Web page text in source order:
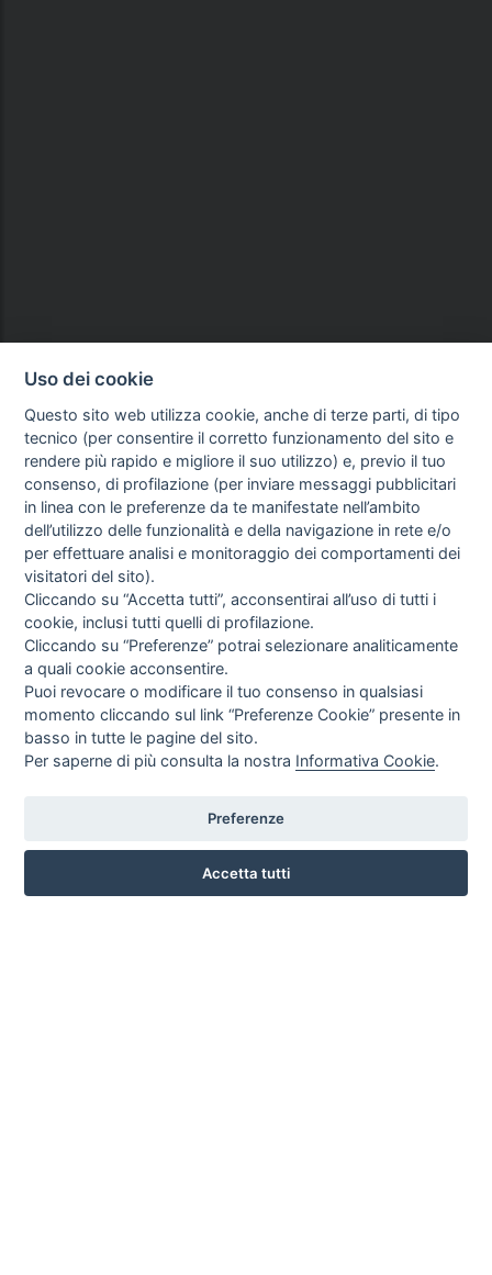
Uso dei cookie
Questo sito web utilizza cookie, anche di terze parti, di tipo
tecnico (per consentire il corretto funzionamento del sito e
rendere più rapido e migliore il suo utilizzo) e, previo il tuo
consenso, di profilazione (per inviare messaggi pubblicitari
in linea con le preferenze da te manifestate nell’ambito
dell’utilizzo delle funzionalità e della navigazione in rete e/o
per effettuare analisi e monitoraggio dei comportamenti dei
visitatori del sito).
Cliccando su “Accetta tutti”, acconsentirai all’uso di tutti i
cookie, inclusi tutti quelli di profilazione.
Cliccando su “Preferenze” potrai selezionare analiticamente
a quali cookie acconsentire.
Puoi revocare o modificare il tuo consenso in qualsiasi
momento cliccando sul link “Preferenze Cookie” presente in
basso in tutte le pagine del sito.
Per saperne di più consulta la nostra Informativa Cookie.
Preferenze
Accetta tutti